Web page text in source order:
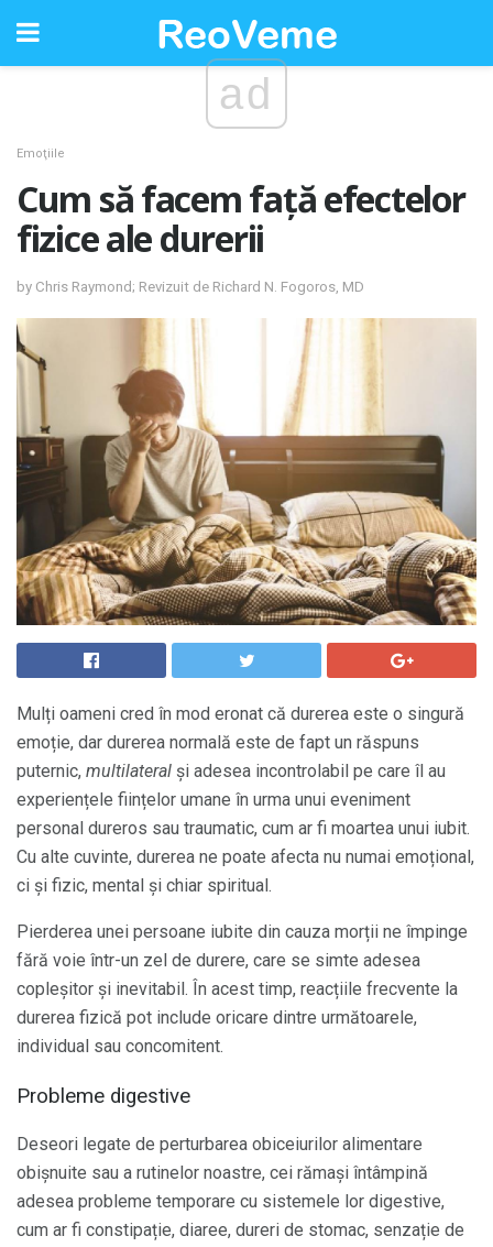
ad
Emoţiile
Cum să facem față efectelor
fizice ale durerii
by Chris Raymond; Revizuit de Richard N. Fogoros, MD
Mulți oameni cred în mod eronat că durerea este o singură
emoție, dar durerea normală este de fapt un răspuns
puternic, multilateral și adesea incontrolabil pe care îl au
experiențele ființelor umane în urma unui eveniment
personal dureros sau traumatic, cum ar fi moartea unui iubit.
Cu alte cuvinte, durerea ne poate afecta nu numai emoțional,
ci și fizic, mental și chiar spiritual.
Pierderea unei persoane iubite din cauza morții ne împinge
fără voie într-un zel de durere, care se simte adesea
copleșitor și inevitabil. În acest timp, reacțiile frecvente la
durerea fizică pot include oricare dintre următoarele,
individual sau concomitent.
Probleme digestive
Deseori legate de perturbarea obiceiurilor alimentare
obișnuite sau a rutinelor noastre, cei rămași întâmpină
adesea probleme temporare cu sistemele lor digestive,
cum ar fi constipație, diaree, dureri de stomac, senzație de